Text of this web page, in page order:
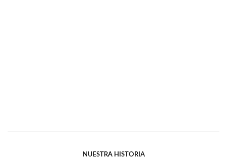
NUESTRA HISTORIA